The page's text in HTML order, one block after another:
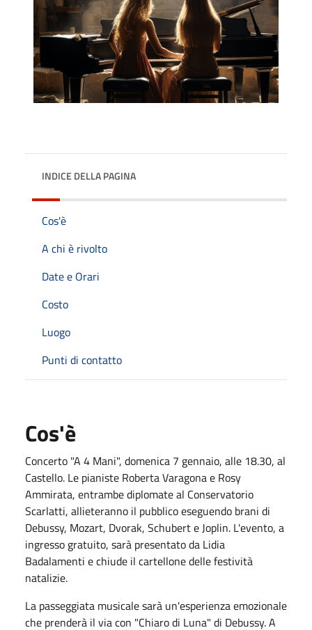
INDICE DELLA PAGINA
Cos'è
A chi è rivolto
Date e Orari
Costo
Luogo
Punti di contatto
Cos'è
Concerto "A 4 Mani", domenica 7 gennaio, alle 18.30, al
Castello. Le pianiste Roberta Varagona e Rosy
Ammirata, entrambe diplomate al Conservatorio
Scarlatti, allieteranno il pubblico eseguendo brani di
Debussy, Mozart, Dvorak, Schubert e Joplin. L'evento, a
ingresso gratuito, sarà presentato da Lidia
Badalamenti e chiude il cartellone delle festività
natalizie.
La passeggiata musicale sarà un'esperienza emozionale
che prenderà il via con "Chiaro di Luna" di Debussy. A